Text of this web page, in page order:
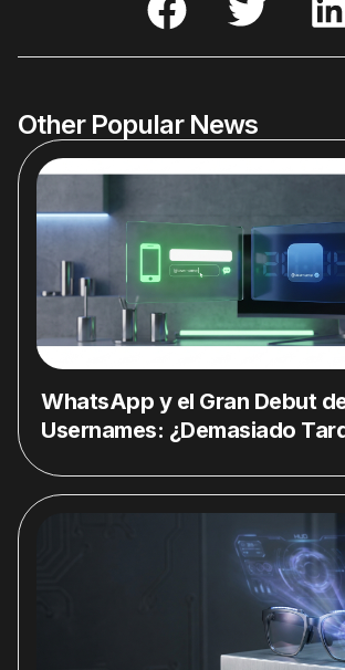
Other Popular News
WhatsApp y el Gran Debut
Usernames: ¿Demasiado